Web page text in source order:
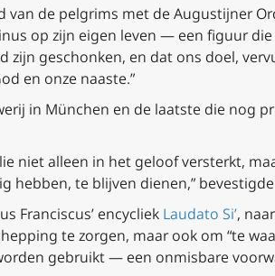
de pelgrims met de Augustijner
op zijn eigen leven — een figuur
zijn geschonken, en dat ons doel,
en onze naaste.”
in München en de laatste die nog
niet alleen in het geloof versterkt,
hebben, te blijven dienen,”
Franciscus’ encycliek Laudato Si’,
te zorgen, maar ook om “te
gebruikt — een onmisbare